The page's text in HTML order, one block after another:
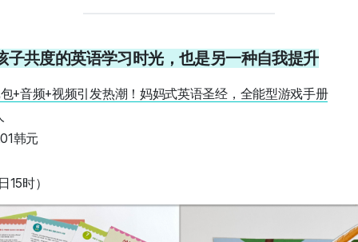
子共度的英语学习时光，也是另一种自我提升
+音频+视频引发热潮！妈妈式英语圣经，全能型游戏手册
韩元
时）